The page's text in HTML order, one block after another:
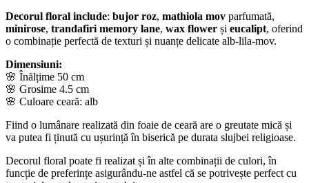
Decorul floral include: bujor roz, mathiola mov parfumată,
minirose, trandafiri memory lane, wax flower și eucalipt, oferind
o combinație perfectă de texturi și nuanțe delicate alb-lila-mov.
Dimensiuni:
🌸 Înălțime 50 cm
🌸 Grosime 4.5 cm
🌸 Culoare ceară: alb
Fiind o lumânare realizată din foaie de ceară are o greutate mică și
va putea fi ținută cu ușurință în biserică pe durata slujbei religioase.
Decorul floral poate fi realizat și în alte combinații de culori, în
funcție de preferințe asigurându-ne astfel că se potrivește perfect cu